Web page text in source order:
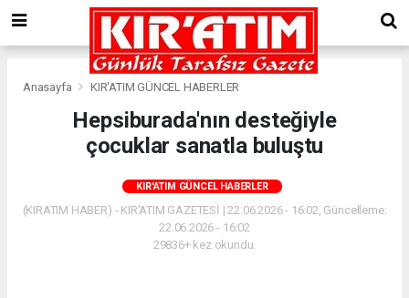
Anasayfa KIR'ATIM GÜNCEL HABERLER
Hepsiburada'nın desteğiyle
çocuklar sanatla buluştu
KIR'ATIM GÜNCEL HABERLER
(KIRATIM HABER) - KIR'ATIM GAZETESİ | 22.06.2026 - 16:02, Güncelleme:
22.06.2026 - 16:02
29836+ kez okundu.